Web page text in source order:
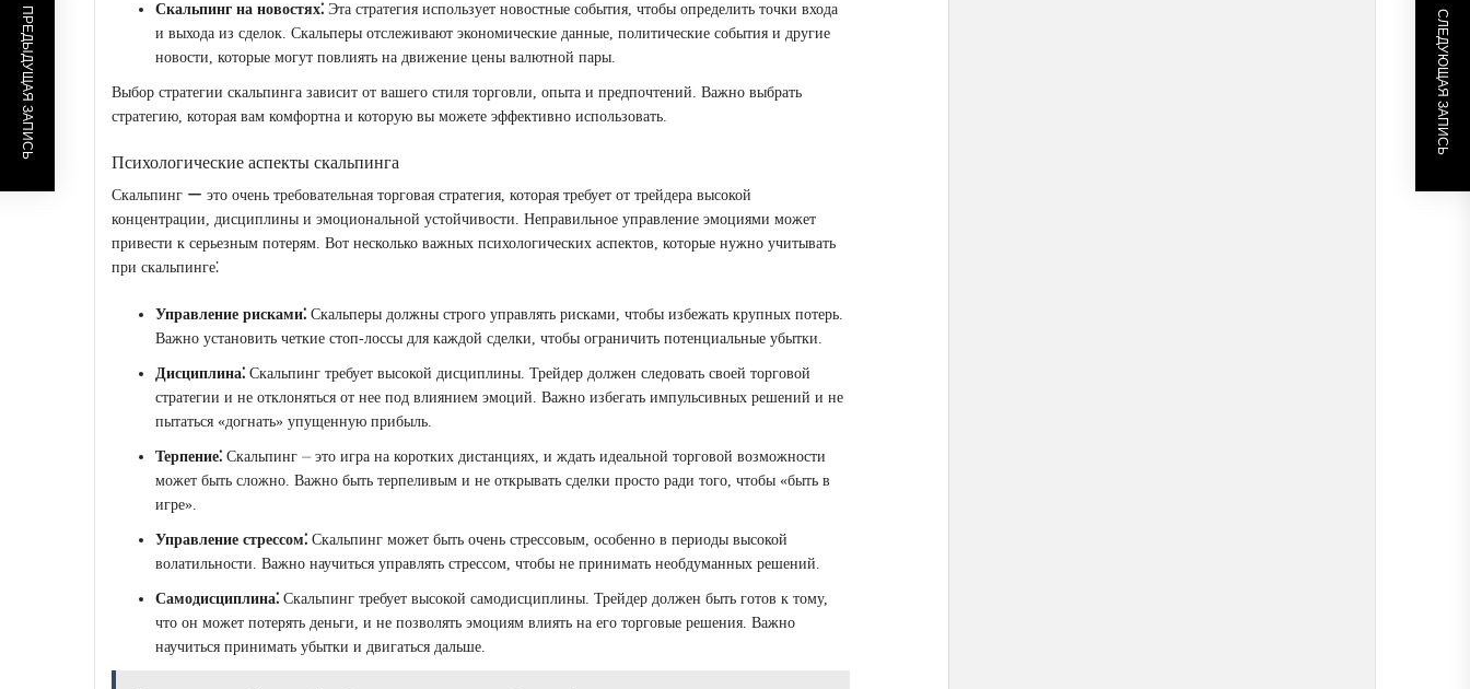
Скальпинг на новостях⁚ Эта стратегия использует новостные события, чтобы определить точки входа
и выхода из сделок. Скальперы отслеживают экономические данные, политические события и другие
новости, которые могут повлиять на движение цены валютной пары.
Выбор стратегии скальпинга зависит от вашего стиля торговли, опыта и предпочтений. Важно выбрать
стратегию, которая вам комфортна и которую вы можете эффективно использовать.
Психологические аспекты скальпинга
Скальпинг ー это очень требовательная торговая стратегия, которая требует от трейдера высокой
концентрации, дисциплины и эмоциональной устойчивости. Неправильное управление эмоциями может
привести к серьезным потерям. Вот несколько важных психологических аспектов, которые нужно учитывать
при скальпинге⁚
Управление рисками⁚ Скальперы должны строго управлять рисками, чтобы избежать крупных потерь.
Важно установить четкие стоп-лоссы для каждой сделки, чтобы ограничить потенциальные убытки.
Дисциплина⁚ Скальпинг требует высокой дисциплины. Трейдер должен следовать своей торговой
стратегии и не отклоняться от нее под влиянием эмоций. Важно избегать импульсивных решений и не
пытаться «догнать» упущенную прибыль.
Терпение⁚ Скальпинг ⏤ это игра на коротких дистанциях, и ждать идеальной торговой возможности
может быть сложно. Важно быть терпеливым и не открывать сделки просто ради того, чтобы «быть в
игре».
Управление стрессом⁚ Скальпинг может быть очень стрессовым, особенно в периоды высокой
волатильности. Важно научиться управлять стрессом, чтобы не принимать необдуманных решений.
Самодисциплина⁚ Скальпинг требует высокой самодисциплины. Трейдер должен быть готов к тому,
что он может потерять деньги, и не позволять эмоциям влиять на его торговые решения. Важно
научиться принимать убытки и двигаться дальше.
ПРЕДЫДУЩАЯ ЗАПИСЬ СЛЕДУЮЩАЯ ЗАПИСЬ